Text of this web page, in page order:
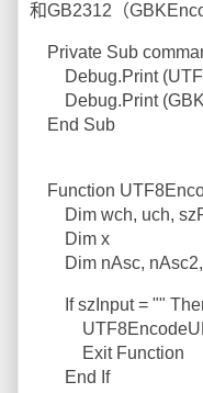
和GB2312（
Private Sub
Debug.Print
Debug.Print
End Sub
Function
Dim wch, uch,
Dim x
Dim nAsc, nAsc2,
If szInput = ""
Exit Function
End If